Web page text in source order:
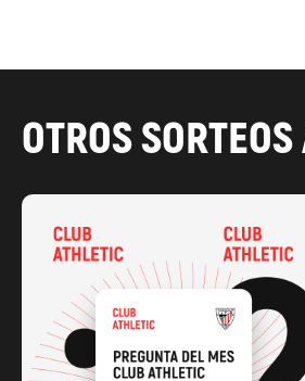
OTROS